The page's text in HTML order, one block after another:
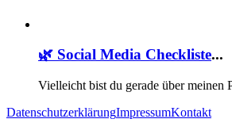
🌿 Social Media Checkliste...
Vielleicht bist du gerade über meinen
DatenschutzerklärungImpressumKontakt